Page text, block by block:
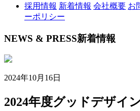
採用情報 新着情報 会社概要 お
ーポリシー
NEWS & PRESS新着情報
2024年10月16日
2024年度グッドデザイ